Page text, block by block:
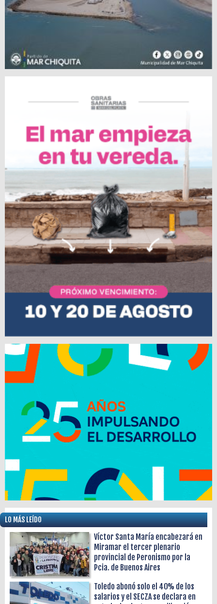
LO MÁS LEÍDO
Víctor Santa María encabezará en
Miramar el tercer plenario
provincial de Peronismo por la
Pcia. de Buenos Aires
Toledo abonó solo el 40% de los
salarios y el SECZA se declara en